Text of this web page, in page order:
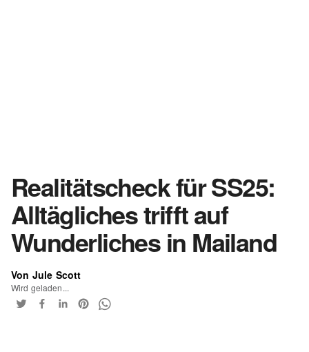
Realitätscheck für SS25:
Alltägliches trifft auf
Wunderliches in Mailand
Von Jule Scott
Wird geladen...